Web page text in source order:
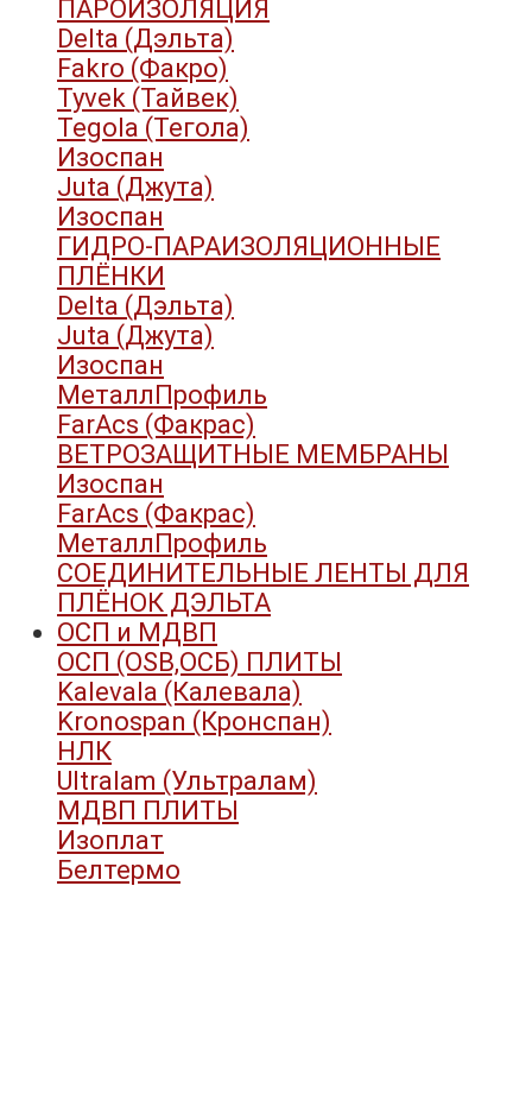
ПАРОИЗОЛЯЦИЯ
Delta (Дэльта)
Fakro (Факро)
Tyvek (Тайвек)
Tegola (Тегола)
Изоспан
Juta (Джута)
Изоспан
ГИДРО-ПАРАИЗОЛЯЦИОННЫЕ
ПЛЁНКИ
Delta (Дэльта)
Juta (Джута)
Изоспан
МеталлПрофиль
FarAcs (Факрас)
ВЕТРОЗАЩИТНЫЕ МЕМБРАНЫ
Изоспан
FarAcs (Факрас)
МеталлПрофиль
СОЕДИНИТЕЛЬНЫЕ ЛЕНТЫ ДЛЯ
ПЛЁНОК ДЭЛЬТА
ОСП и МДВП
ОСП (OSB,ОСБ) ПЛИТЫ
Kalevala (Калевала)
Kronospan (Кронспан)
НЛК
Ultralam (Ультралам)
МДВП ПЛИТЫ
Изоплат
Белтермо